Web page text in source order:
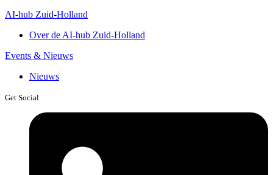
AI-hub Zuid-Holland
Over de AI-hub Zuid-Holland
Events & Nieuws
Nieuws
Get Social